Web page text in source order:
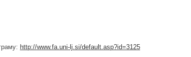
http://www.fa.uni-lj.si/default.asp?id=3125